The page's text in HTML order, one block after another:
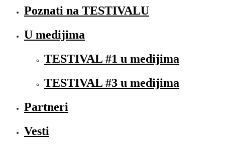
Poznati na TESTIVALU
U medijima
TESTIVAL #1 u medijima
TESTIVAL #3 u medijima
Partneri
Vesti